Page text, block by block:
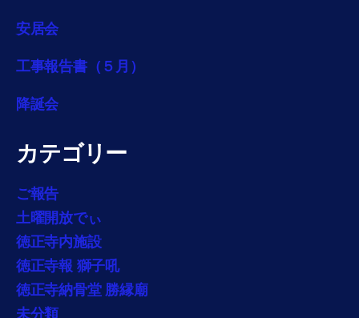
安居会
工事報告書（５月）
降誕会
カテゴリー
ご報告
土曜開放でぃ
徳正寺内施設
徳正寺報 獅子吼
徳正寺納骨堂 勝縁廟
未分類